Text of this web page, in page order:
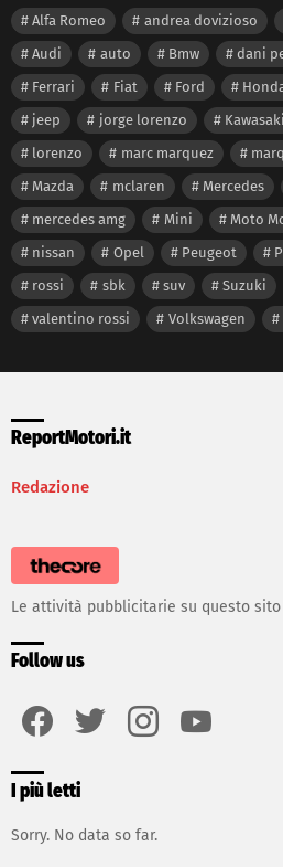
Alfa Romeo andrea dovizioso
Audi
auto Bmw dani
Ferrari
Fiat Ford
jeep
jorge lorenzo Kawasaki
lorenzo
marc marquez
Mazda
mclaren Mercedes
mercedes amg
Mini Moto
nissan
Opel Peugeot
rossi
sbk suv Suzuki
valentino rossi
Volkswagen
ReportMotori.it
Redazione
Le attività pubblicitarie su questo
Follow us
I più letti
Sorry. No data so far.